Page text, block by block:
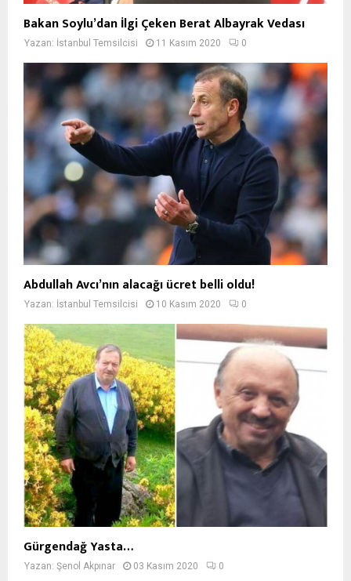
Bakan Soylu’dan İlgi Çeken Berat Albayrak Vedası
Yazan: İstanbul Temsilcisi 11 Kasım 2020 0
Abdullah Avcı’nın alacağı ücret belli oldu!
Yazan: İstanbul Temsilcisi 10 Kasım 2020 0
Gürgendağ Yasta…
Yazan: Şenol Akpınar 03 Kasım 2020 0